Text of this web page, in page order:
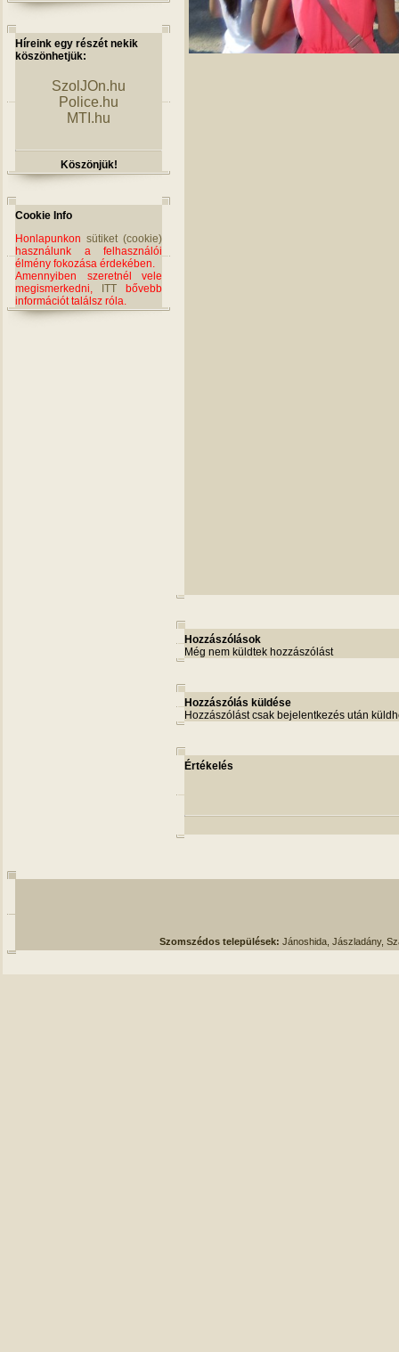
Híreink egy részét nekik
köszönhetjük:
SzolJOn.hu
Police.hu
MTI.hu
Köszönjük!
Cookie Info
Honlapunkon sütiket (cookie)
használunk a felhasználói
élmény fokozása érdekében.
Amennyiben szeretnél vele
megismerkedni,
ITT bővebb
információt találsz róla.
Hozzászólások
Még nem küldtek hozzászólást
Hozzászólás küldése
Hozzászólást csak bejelentkezés után
Értékelés
Szomszédos települések: Jánoshida, Jászladány,